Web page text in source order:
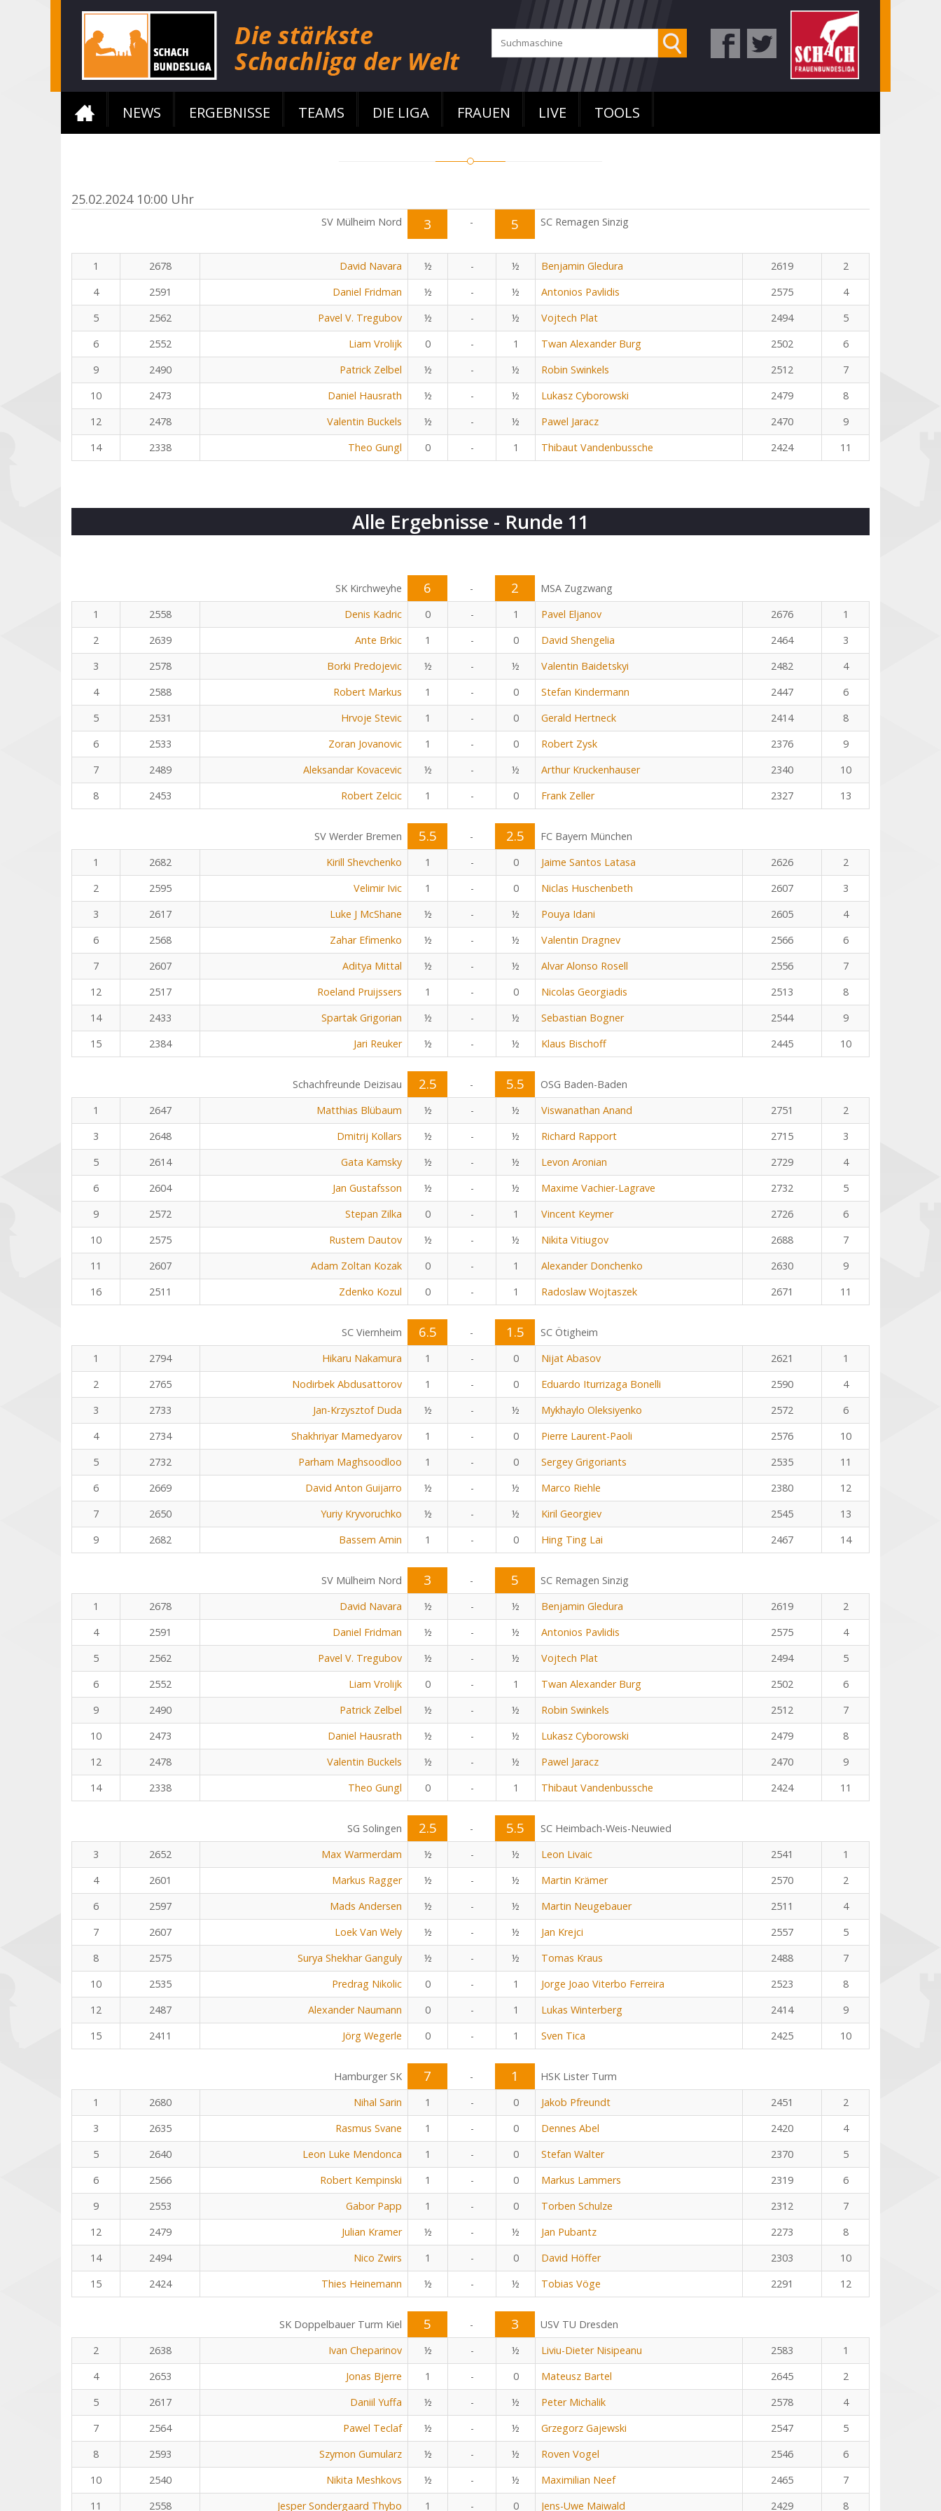
NEWS ERGEBNISSE TEAMS DIE LIGA FRAUEN LIVE TOOLS
25.02.2024 10:00 Uhr
SV Mülheim Nord 3 - 5 SC Remagen Sinzig
1 2678 David Navara ½ - ½ Benjamin Gledura 2619
2
4
2591 Daniel Fridman ½ - ½ Antonios Pavlidis 2575
4
5
2562 Pavel V. Tregubov ½ - ½ Vojtech Plat 2494
5
6
2552 Liam Vrolijk 0 - 1 Twan Alexander Burg 2502
6
9
2490 Patrick Zelbel ½ - ½ Robin Swinkels 2512
7
10
2473 Daniel Hausrath ½ - ½ Lukasz Cyborowski 2479
8
12
2478 Valentin Buckels ½ - ½ Pawel Jaracz 2470
9
14
2338 Theo Gungl 0 - 1 Thibaut Vandenbussche 2424 11
Alle Ergebnisse - Runde 11
SK Kirchweyhe 6 - 2
MSA Zugzwang
1
2558 Denis Kadric 0 - 1 Pavel Eljanov 2676
1
2
2639 Ante Brkic 1 - 0 David Shengelia 2464
3
3
2578 Borki Predojevic ½ - ½ Valentin Baidetskyi 2482
4
4
2588 Robert Markus 1 - 0 Stefan Kindermann 2447
6
5
2531 Hrvoje Stevic 1 - 0 Gerald Hertneck 2414
8
6
2533 Zoran Jovanovic 1 - 0 Robert Zysk 2376
9
7
2489 Aleksandar Kovacevic ½ - ½ Arthur Kruckenhauser 2340
10
8
2453 Robert Zelcic 1 - 0 Frank Zeller 2327 13
SV Werder Bremen 5.5 - 2.5
FC Bayern München
1
2682 Kirill Shevchenko 1 - 0 Jaime Santos Latasa 2626
2
2
2595 Velimir Ivic 1 - 0 Niclas Huschenbeth 2607
3
3
2617 Luke J McShane ½ - ½ Pouya Idani 2605
4
6
2568 Zahar Efimenko ½ - ½ Valentin Dragnev 2566
6
7
2607 Aditya Mittal ½ - ½ Alvar Alonso Rosell 2556
7
12
2517 Roeland Pruijssers 1 - 0 Nicolas Georgiadis 2513
8
14
2433 Spartak Grigorian ½ - ½ Sebastian Bogner 2544
9
15
2384 Jari Reuker ½ - ½ Klaus Bischoff 2445 10
Schachfreunde Deizisau 2.5 - 5.5
OSG Baden-Baden
1
2647 Matthias Blübaum ½ - ½ Viswanathan Anand 2751
2
3
2648 Dmitrij Kollars ½ - ½ Richard Rapport 2715
3
5
2614 Gata Kamsky ½ - ½ Levon Aronian 2729
4
6
2604 Jan Gustafsson ½ - ½ Maxime Vachier-Lagrave 2732
5
9
2572 Stepan Zilka 0 - 1 Vincent Keymer 2726
6
10
2575 Rustem Dautov ½ - ½ Nikita Vitiugov 2688
7
11
2607 Adam Zoltan Kozak 0 - 1 Alexander Donchenko 2630
9
16
2511 Zdenko Kozul 0 - 1 Radoslaw Wojtaszek 2671 11
SC Viernheim 6.5 - 1.5
SC Ötigheim
1
2794 Hikaru Nakamura 1 - 0 Nijat Abasov 2621
1
2
2765 Nodirbek Abdusattorov 1 - 0 Eduardo Iturrizaga Bonelli 2590
4
3
2733 Jan-Krzysztof Duda ½ - ½ Mykhaylo Oleksiyenko 2572
6
4
2734 Shakhriyar Mamedyarov 1 - 0 Pierre Laurent-Paoli 2576
10
5
2732 Parham Maghsoodloo 1 - 0 Sergey Grigoriants 2535
11
6
2669 David Anton Guijarro ½ - ½ Marco Riehle 2380
12
7
2650 Yuriy Kryvoruchko ½ - ½ Kiril Georgiev 2545
13
9
2682 Bassem Amin 1 - 0 Hing Ting Lai 2467 14
SV Mülheim Nord 3 - 5
SC Remagen Sinzig
1
2678 David Navara ½ - ½ Benjamin Gledura 2619
2
4
2591 Daniel Fridman ½ - ½ Antonios Pavlidis 2575
4
5
2562 Pavel V. Tregubov ½ - ½ Vojtech Plat 2494
5
6
2552 Liam Vrolijk 0 - 1 Twan Alexander Burg 2502
6
9
2490 Patrick Zelbel ½ - ½ Robin Swinkels 2512
7
10
2473 Daniel Hausrath ½ - ½ Lukasz Cyborowski 2479
8
12
2478 Valentin Buckels ½ - ½ Pawel Jaracz 2470
9
14
2338 Theo Gungl 0 - 1 Thibaut Vandenbussche 2424 11
SG Solingen 2.5 - 5.5
SC Heimbach-Weis-Neuwied
3
2652 Max Warmerdam ½ - ½ Leon Livaic 2541
1
4
2601 Markus Ragger ½ - ½ Martin Krämer 2570
2
6
2597 Mads Andersen ½ - ½ Martin Neugebauer 2511
4
7
2607 Loek Van Wely ½ - ½ Jan Krejci 2557
5
8
2575 Surya Shekhar Ganguly ½ - ½ Tomas Kraus 2488
7
10
2535 Predrag Nikolic 0 - 1 Jorge Joao Viterbo Ferreira 2523
8
12
2487 Alexander Naumann 0 - 1 Lukas Winterberg 2414
9
15
2411 Jörg Wegerle 0 - 1 Sven Tica 2425 10
Hamburger SK 7 - 1
HSK Lister Turm
1
2680 Nihal Sarin 1 - 0 Jakob Pfreundt 2451
2
3
2635 Rasmus Svane 1 - 0 Dennes Abel 2420
4
5
2640 Leon Luke Mendonca 1 - 0 Stefan Walter 2370
5
6
2566 Robert Kempinski 1 - 0 Markus Lammers 2319
6
9
2553 Gabor Papp 1 - 0 Torben Schulze 2312
7
12
2479 Julian Kramer ½ - ½ Jan Pubantz 2273
8
14
2494 Nico Zwirs 1 - 0 David Höffer 2303
10
15
2424 Thies Heinemann ½ - ½ Tobias Vöge 2291 12
SK Doppelbauer Turm Kiel 5 - 3
USV TU Dresden
2
2638 Ivan Cheparinov ½ - ½ Liviu-Dieter Nisipeanu 2583
1
4
2653 Jonas Bjerre 1 - 0 Mateusz Bartel 2645
2
5
2617 Daniil Yuffa ½ - ½ Peter Michalik 2578
4
7
2564 Pawel Teclaf ½ - ½ Grzegorz Gajewski 2547
5
8
2593 Szymon Gumularz ½ - ½ Roven Vogel 2546
6
10
2540 Nikita Meshkovs ½ - ½ Maximilian Neef 2465
7
11
2558 Jesper Sondergaard Thybo 1 - 0 Jens-Uwe Maiwald 2429 8